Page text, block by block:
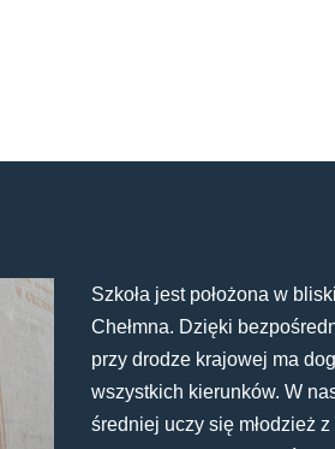
Szkoła jest położona w
Chełmna. Dzięki
przy drodze krajowej ma
wszystkich kierunków. W
średniej uczy się młodzież